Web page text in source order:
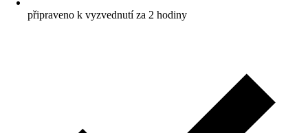
připraveno k vyzvednutí za 2 hodiny